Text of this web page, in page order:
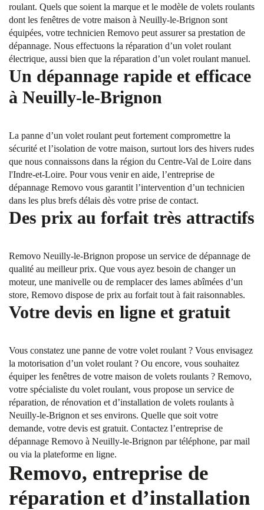
roulant. Quels que soient la marque et le modèle de volets roulants
dont les fenêtres de votre maison à Neuilly-le-Brignon sont
équipées, votre technicien Removo peut assurer sa prestation de
dépannage. Nous effectuons la réparation d’un volet roulant
électrique, aussi bien que la réparation d’un volet roulant manuel.
Un dépannage rapide et efficace
à Neuilly-le-Brignon
La panne d’un volet roulant peut fortement compromettre la
sécurité et l’isolation de votre maison, surtout lors des hivers rudes
que nous connaissons dans la région du Centre-Val de Loire dans
l'Indre-et-Loire. Pour vous venir en aide, l’entreprise de
dépannage Removo vous garantit l’intervention d’un technicien
dans les plus brefs délais dès votre prise de contact.
Des prix au forfait très attractifs
Removo Neuilly-le-Brignon propose un service de dépannage de
qualité au meilleur prix. Que vous ayez besoin de changer un
moteur, une manivelle ou de remplacer des lames abîmées d’un
store, Removo dispose de prix au forfait tout à fait raisonnables.
Votre devis en ligne et gratuit
Vous constatez une panne de votre volet roulant ? Vous envisagez
la motorisation d’un volet roulant ? Ou encore, vous souhaitez
équiper les fenêtres de votre maison de volets roulants ? Removo,
votre spécialiste du volet roulant, vous propose un service de
réparation, de rénovation et d’installation de volets roulants à
Neuilly-le-Brignon et ses environs. Quelle que soit votre
demande, votre devis est gratuit. Contactez l’entreprise de
dépannage Removo à Neuilly-le-Brignon par téléphone, par mail
ou via la plateforme en ligne.
Removo, entreprise de
réparation et d’installation